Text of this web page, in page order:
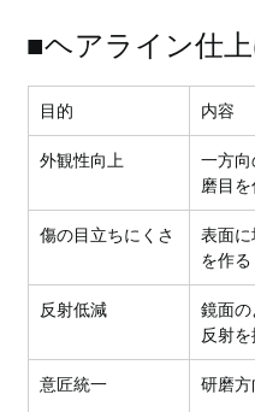
■ヘアライン仕
目的 内容
外観性向上
一方
磨目
傷の目立ちにくさ
表面に
を作る
反射低減
鏡面
反射
意匠統一 研磨